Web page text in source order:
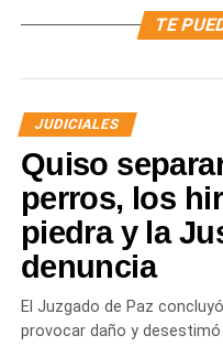
TE
JUDICIALES
Quiso
perros, los
piedra y la
denuncia
El Juzgado de Paz
provocar daño y